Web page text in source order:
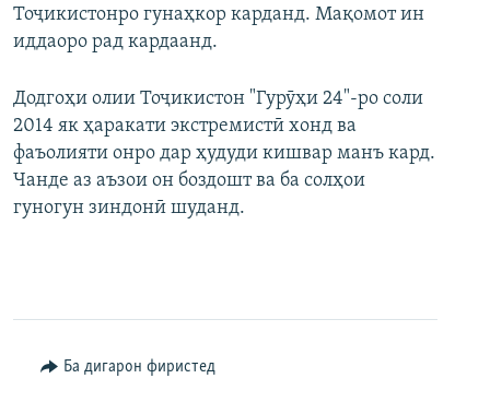
Тоҷикистонро гунаҳкор карданд. Мақомот ин
иддаоро рад кардаанд.
Додгоҳи олии Тоҷикистон "Гурӯҳи 24"-ро соли
2014 як ҳаракати экстремистӣ хонд ва
фаъолияти онро дар ҳудуди кишвар манъ кард.
Чанде аз аъзои он боздошт ва ба солҳои
гуногун зиндонӣ шуданд.
Ба дигарон фиристед